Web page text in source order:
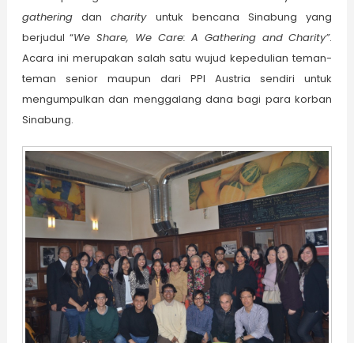
gatheringdan charityuntuk bencana Sinabung yang
berjudul “We Share, We Care: A Gathering and Charity”.
Acara ini merupakan salah satu wujud kepedulian teman-
teman senior maupun dari PPI Austria sendiri untuk
mengumpulkan dan menggalang dana bagi para korban
Sinabung.